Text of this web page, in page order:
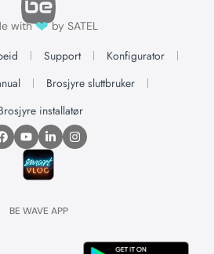
with❤by SATEL
Support
Konfigurator
Brosjyre sluttbruker
installatør
BE WAVE APP